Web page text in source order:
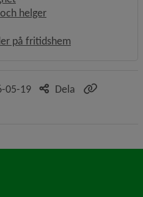
helger
på fritidshem
05-19
Dela